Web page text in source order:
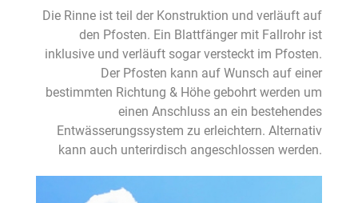
Die Rinne ist teil der Konstruktion und verläuft auf
den Pfosten. Ein Blattfänger mit Fallrohr ist
inklusive und verläuft sogar versteckt im Pfosten.
Der Pfosten kann auf Wunsch auf einer
bestimmten Richtung & Höhe gebohrt werden um
einen Anschluss an ein bestehendes
Entwässerungssystem zu erleichtern. Alternativ
kann auch unterirdisch angeschlossen werden.